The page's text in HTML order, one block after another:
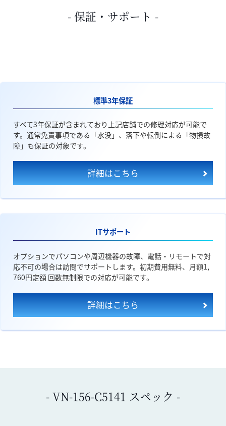
- 保証・サポート -
標準3年保証
すべて3年保証が含まれており上記店舗での修理対応が可能で
す。通常免責事項である「水没」、落下や転倒による「物損故
障」も保証の対象です。
詳細はこちら
ITサポート
オプションでパソコンや周辺機器の故障、電話・リモートで対
応不可の場合は訪問でサポートします。初期費用無料、月額1,
760円定額 回数無制限での対応が可能です。
詳細はこちら
- VN-156-C5141 スペック -